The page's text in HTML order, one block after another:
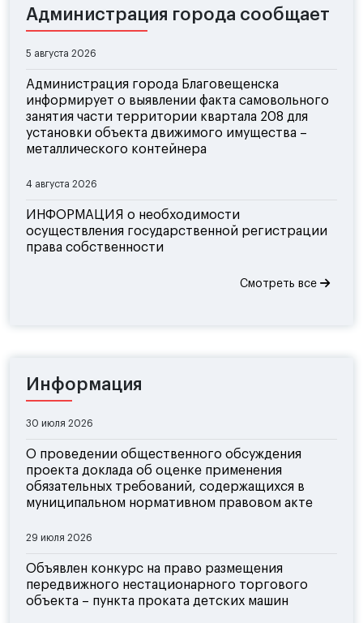
Администрация города сообщает
5 августа 2026
Администрация города Благовещенска
информирует о выявлении факта самовольного
занятия части территории квартала 208 для
установки объекта движимого имущества –
металлического контейнера
4 августа 2026
ИНФОРМАЦИЯ о необходимости
осуществления государственной регистрации
права собственности
Смотреть все
Информация
30 июля 2026
О проведении общественного обсуждения
проекта доклада об оценке применения
обязательных требований, содержащихся в
муниципальном нормативном правовом акте
29 июля 2026
Объявлен конкурс на право размещения
передвижного нестационарного торгового
объекта – пункта проката детских машин